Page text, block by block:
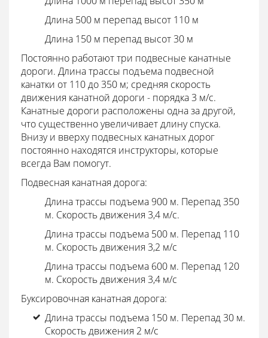
Длина 500 м перепад высот 110 м
Длина 150 м перепад высот 30 м
Постоянно работают три подвесные канатные
дороги. Длина трассы подъема подвесной
канатки от 110 до 350 м; средняя скорость
движения канатной дороги - порядка 3 м/с.
Канатные дороги расположены одна за другой,
что существенно увеличивает длину спуска.
Внизу и вверху подвесных канатных дорог
постоянно находятся инструкторы, которые
всегда Вам помогут.
Подвесная канатная дорога:
Длина трассы подъема 900 м. Перепад 350
м. Скорость движения 3,4 м/с.
Длина трассы подъема 500 м. Перепад 110
м. Скорость движения 3,2 м/с
Длина трассы подъема 600 м. Перепад 120
м. Скорость движения 3,4 м/с
Буксировочная канатная дорога:
Длина трассы подъема 150 м. Перепад 30 м.
Скорость движения 2 м/с